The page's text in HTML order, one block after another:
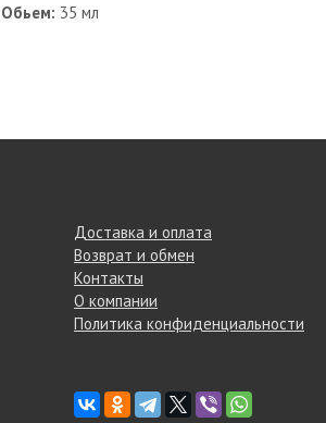
Обьем: 35 мл
Доставка и оплата
Возврат и обмен
Контакты
О компании
Политика конфиденциальности